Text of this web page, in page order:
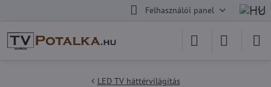
Felhasználói panel
LED TV háttérvilágítás